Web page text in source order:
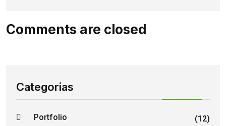
Comments are closed
Categorias
Portfolio (12)